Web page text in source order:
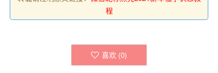
程
喜欢 (0)